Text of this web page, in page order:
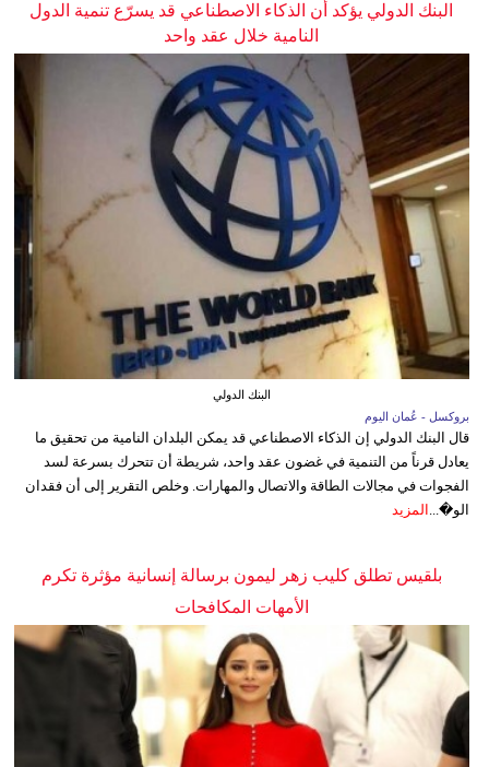
البنك الدولي يؤكد أن الذكاء الاصطناعي قد يسرّع تنمية الدول
النامية خلال عقد واحد
البنك الدولي
بروكسل - عُمان اليوم
قال البنك الدولي إن الذكاء الاصطناعي قد يمكن البلدان النامية من تحقيق ما
يعادل قرناً من التنمية في غضون عقد واحد، شريطة أن تتحرك بسرعة لسد
الفجوات في مجالات الطاقة والاتصال والمهارات. وخلص التقرير إلى أن فقدان
الو�... المزيد
بلقيس تطلق كليب زهر ليمون برسالة إنسانية مؤثرة تكرم
الأمهات المكافحات